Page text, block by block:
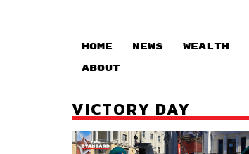
HOME NEWS WEALTH
ABOUT
VICTORY DAY